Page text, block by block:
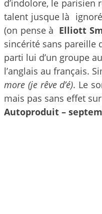
d’indolore, le
talent jusque là
(on pense à Elliott
sincérité sans pareille
parti lui d’un groupe
l’anglais au français.
more (je rêve d’é). Le
mais pas sans effet
Autoproduit –